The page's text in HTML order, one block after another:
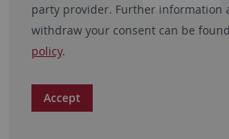
party provider. Further information
withdraw your consent can be
policy.
Accept